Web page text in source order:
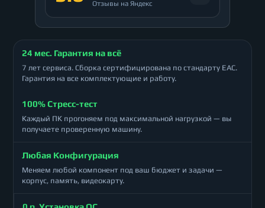
Отзывы на Яндекс
24 мес. Гарантия на всё
7 лет сервиса. Сборка сертифицирована по стандарту ЕАС.
Гарантия на все комплектующие и работу.
100% Стресс-тест
Каждый ПК прогоняем под максимальной нагрузкой — вы
получаете проверенную машину.
Любая Конфигурация
Меняем любой компонент под ваш бюджет и задачи —
корпус, память, видеокарту.